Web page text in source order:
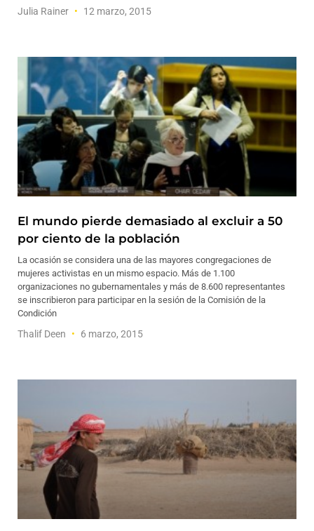
Julia Rainer 12 marzo, 2015
El mundo pierde demasiado al excluir a 50
por ciento de la población
La ocasión se considera una de las mayores congregaciones de
mujeres activistas en un mismo espacio. Más de 1.100
organizaciones no gubernamentales y más de 8.600 representantes
se inscribieron para participar en la sesión de la Comisión de la
Condición
Thalif Deen 6 marzo, 2015